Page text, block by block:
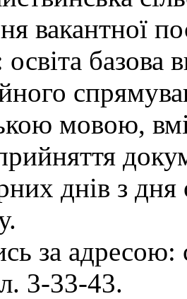
вакантної
базова
мовою,
днів з
за
3-33-43.